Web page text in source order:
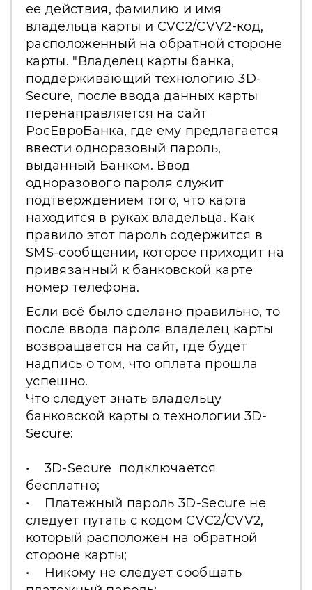
ее действия, фамилию и имя
владельца карты и CVC2/CVV2-код,
расположенный на обратной стороне
карты. "Владелец карты банка,
поддерживающий технологию 3D-
Secure, после ввода данных карты
перенаправляется на сайт
РосЕвроБанка, где ему предлагается
ввести одноразовый пароль,
выданный Банком. Ввод
одноразового пароля служит
подтверждением того, что карта
находится в руках владельца. Как
правило этот пароль содержится в
SMS-сообщении, которое приходит на
привязанный к банковской карте
номер телефона.
Если всё было сделано правильно, то
после ввода пароля владелец карты
возвращается на сайт, где будет
надпись о том, что оплата прошла
успешно.
Что следует знать владельцу
банковской карты о технологии 3D-
Secure:
• 3D-Secure подключается
бесплатно;
• Платежный пароль 3D-Secure не
следует путать с кодом CVC2/CVV2,
который расположен на обратной
стороне карты;
• Никому не следует сообщать